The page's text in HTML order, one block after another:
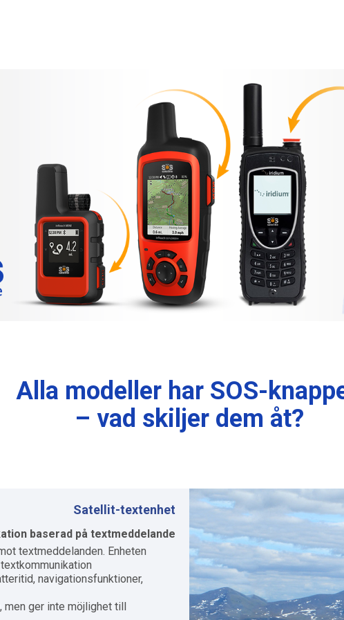
Alla modeller har SOS-
– vad skiljer dem åt?
Satellit-textenhet
baserad på textmeddelande
textmeddelanden. Enheten
navigationsfunktioner,
men ger inte möjlighet till